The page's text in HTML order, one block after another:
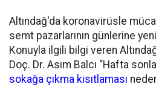
Altındağ'da koronavirüsle
semt pazarlarının günlerine
Konuyla ilgili bilgi veren
Doç. Dr. Asım Balcı “Hafta
sokağa çıkma kısıtlaması